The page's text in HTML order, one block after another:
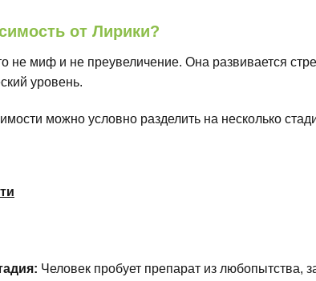
от Лирики?
не миф и не преувеличение. Она развивается
уровень.
можно условно разделить на несколько
Человек пробует препарат из любопытства,